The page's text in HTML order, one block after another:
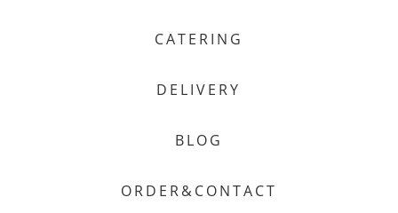
CATERING
DELIVERY
BLOG
ORDER&CONTACT